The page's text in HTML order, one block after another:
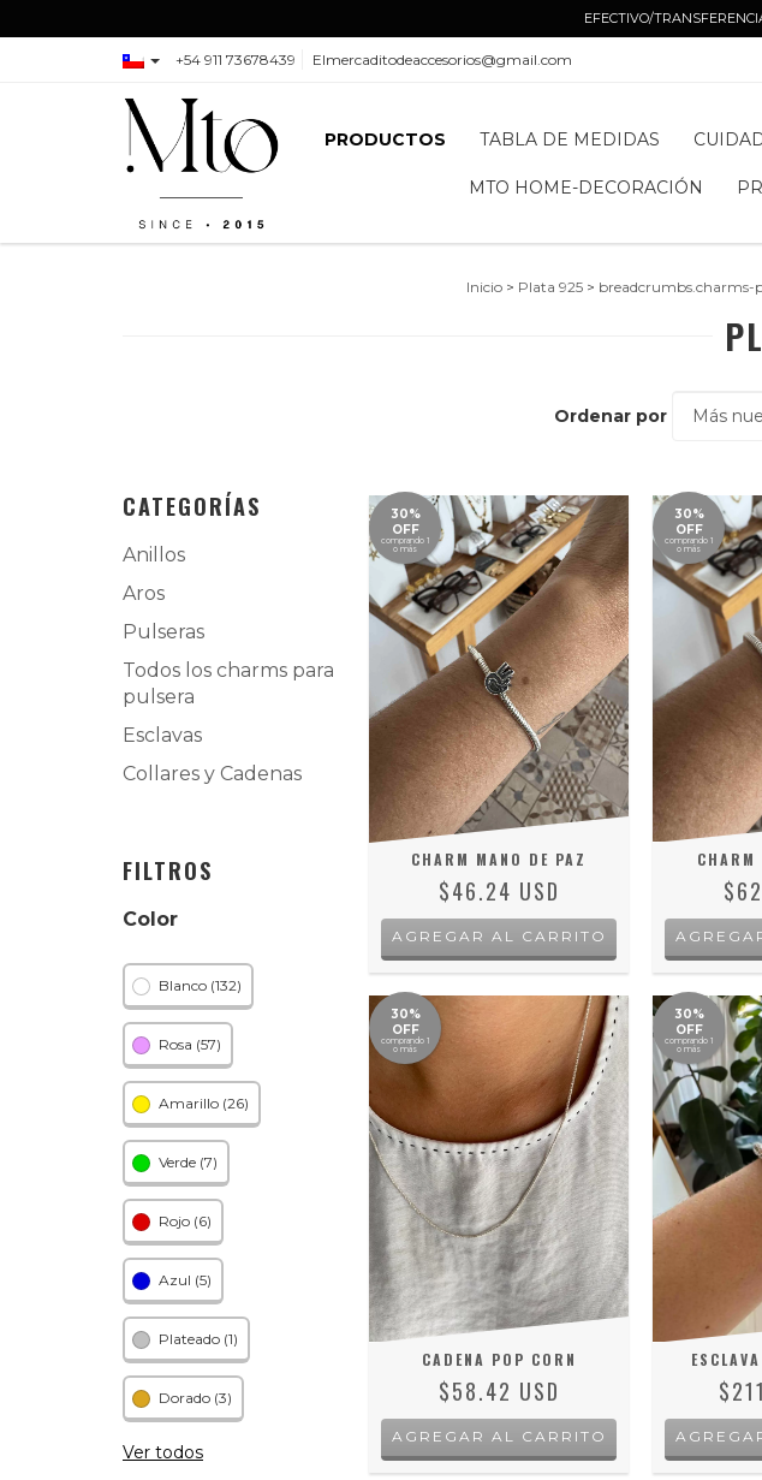
EFECTIVO/
+54 911 73678439 Elmercaditodeaccesorios@gmail.com
PRODUCTOS TABLA DE MEDIDAS
MTO HOME-DECORACIÓN
Inicio > Plata 925 > breadcrumbs.charms-
Ordenar por
CATEGORÍAS
Anillos
Aros
Pulseras
Todos los charms para
pulsera
Esclavas
Collares y Cadenas
FILTROS
Color
Blanco (132)
Rosa (57)
Amarillo (26)
Verde (7)
Rojo (6)
Azul (5)
Plateado (1)
Dorado (3)
Ver todos
30%
OFF
comprando 1
o más
CHARM MANO DE PAZ
$46.24 USD
AGREGAR AL CARRITO
30%
OFF
comprando 1
o más
CHARM
30%
OFF
comprando 1
o más
CADENA POP CORN
$58.42 USD
AGREGAR AL CARRITO
30%
OFF
comprando 1
o más